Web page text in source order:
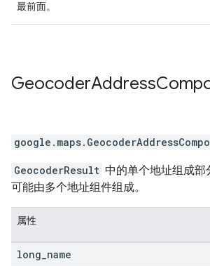
最前面。
GeocoderAddress
google.maps.
GeocoderResult 中的单个地址组成部
可能由多个地址组件组成。
属性
long name